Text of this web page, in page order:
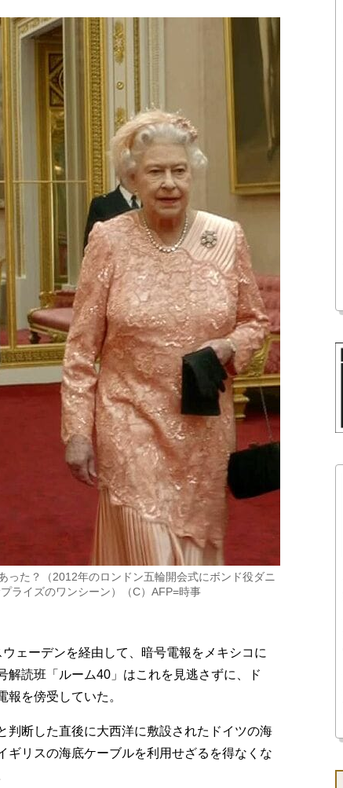
った？（2012年のロンドン五輪開会式にボンド役ダニ
ライズのワンシーン）（C）AFP=時事
ェーデンを経由して、暗号電報をメキシコに
解読班「ルーム40」はこれを見逃さずに、ド
を傍受していた。
断した直後に大西洋に敷設されたドイツの海
ギリスの海底ケーブルを利用せざるを得なくな